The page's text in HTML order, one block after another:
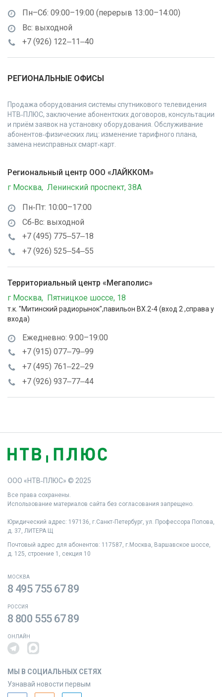
Пн–Сб: 09:00–19:00 (перерыв 13:00–14:00)
Вс: выходной
+7 (926) 122‒11‒40
РЕГИОНАЛЬНЫЕ ОФИСЫ
Продажа оборудования системы спутникового телевидения
НТВ‑ПЛЮС, заключение абонентских договоров, консультации
и приём заявок на установку оборудования. Обслуживание
абонентов‑физических лиц: изменение тарифного плана,
замена неисправных смарт‑карт.
Региональный центр ООО «ЛАЙККОМ»
г Москва, Ленинский проспект, 38А
Пн‑Пт: 10:00–17:00
Сб‑Вс: выходной
+7 (495) 775‒57‒18
+7 (926) 525‒54‒55
Территориальный центр «Мегаполис»
г Москва, Пятницкое шоссе, 18
т.к. "Митинский радиорынок",павильон ВХ.2-4 (вход 2 ,справа у
входа)
Ежедневно: 9:00–19:00
+7 (915) 077‒79‒99
+7 (495) 761‒22‒29
+7 (926) 937‒77‒44
ООО «НТВ‑ПЛЮС» © 2025
Все права сохранены.
Использование материалов сайта без согласования запрещено.
Юридический адрес: 197136, г.Санкт‑Петербург, ул. Профессора Попова,
д. 37, ЛИТЕРА Щ
Почтовый адрес для абонентов: 117587, г.Москва, Варшавское шоссе,
д. 125, строение 1, секция 10
МОСКВА
8 495 755 67 89
РОССИЯ
8 800 555 67 89
ОНЛАЙН
МЫ В СОЦИАЛЬНЫХ СЕТЯХ
Узнавай новости первым